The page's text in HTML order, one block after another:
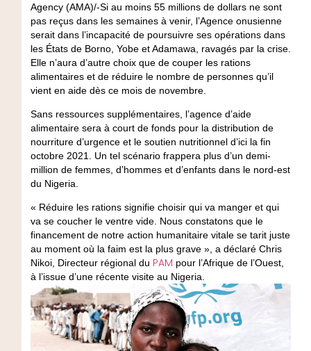
Agency (AMA)/-Si au moins 55 millions de dollars ne sont
pas reçus dans les semaines à venir, l’Agence onusienne
serait dans l’incapacité de poursuivre ses opérations dans
les États de Borno, Yobe et Adamawa, ravagés par la crise.
Elle n’aura d’autre choix que de couper les rations
alimentaires et de réduire le nombre de personnes qu’il
vient en aide dès ce mois de novembre.
Sans ressources supplémentaires, l’agence d’aide
alimentaire sera à court de fonds pour la distribution de
nourriture d’urgence et le soutien nutritionnel d’ici la fin
octobre 2021. Un tel scénario frappera plus d’un demi-
million de femmes, d’hommes et d’enfants dans le nord-est
du Nigeria.
« Réduire les rations signifie choisir qui va manger et qui
va se coucher le ventre vide. Nous constatons que le
financement de notre action humanitaire vitale se tarit juste
au moment où la faim est la plus grave », a déclaré Chris
Nikoi, Directeur régional du PAM pour l’Afrique de l’Ouest,
à l’issue d’une récente visite au Nigeria.